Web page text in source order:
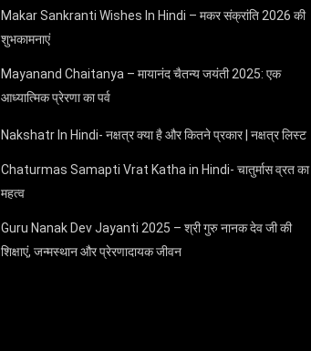
Makar Sankranti Wishes In Hindi – मकर संक्रांति 2026 की
शुभकामनाएं
Mayanand Chaitanya – मायानंद चैतन्य जयंती 2025: एक
आध्यात्मिक प्रेरणा का पर्व
Nakshatr In Hindi- नक्षत्र क्या है और कितने प्रकार | नक्षत्र लिस्ट
Chaturmas Samapti Vrat Katha in Hindi- चातुर्मास व्रत का
महत्व
Guru Nanak Dev Jayanti 2025 – श्री गुरु नानक देव जी की
शिक्षाएं, जन्मस्थान और प्रेरणादायक जीवन